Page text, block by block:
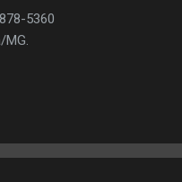
5360
MG.